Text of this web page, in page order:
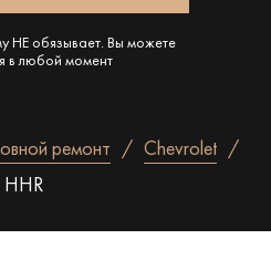
НЕ обязывает. Вы можете
в любой момент
ремонт
Chevrolet
HHR